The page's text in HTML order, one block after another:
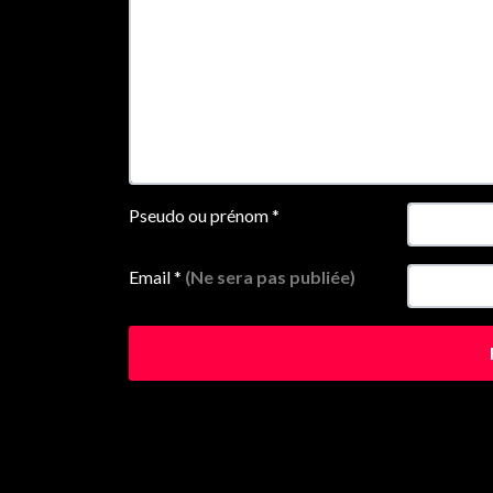
Pseudo ou prénom*
Email* (Ne sera pas publiée)